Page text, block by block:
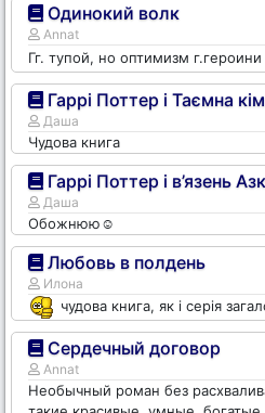
Одинокий волк
Annat
Гг. тупой, но оптимизм
Гаррі Поттер і Таємна
Даша
Чудова книга
Гаррі Поттер і в’язень
Даша
Обожнюю☺️
Любовь в полдень
Илона
чудова книга, як і серія
Сердечный договор
Annat
Необычный роман без